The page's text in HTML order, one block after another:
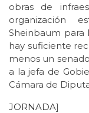
obras de
organización
Sheinbaum para
hay suficiente
menos un
a la jefa de
Cámara de
JORNADA]